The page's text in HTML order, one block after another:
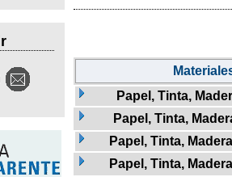
Papel, Tinta,
Papel, Tinta,
Papel, Tinta,
Papel, Tinta,